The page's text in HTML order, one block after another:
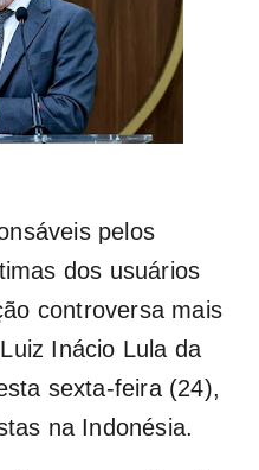
pelos
dos usuários
controversa mais
Inácio Lula da
sexta-feira (24),
na Indonésia.